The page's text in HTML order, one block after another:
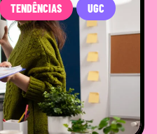
TENDÊNCIAS UGC